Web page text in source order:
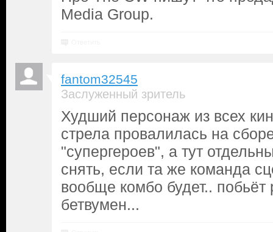
Media Group.
fantom32545
Заслуженный зритель
Худший персонаж из всех
стрела провалилась на
"супергероев", а тут
снять, если та же команда
вообще комбо будет.. побьёт
бетвумен...